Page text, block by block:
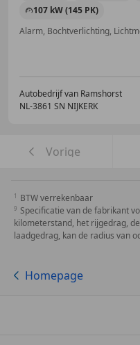
107 kW (145 PK)
Autobedrijf van Ramshorst
NL-3861 SN NIJKERK
Vorige
BTW verrekenbaar
Specificatie van de fabrikant
kilometerstand, het rijgedrag,
laadgedrag, kan de radius van
Homepage